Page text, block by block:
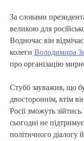
За словами
великою для
Водночас він
колеги Володимира
про організацію
Стубб зауважив, що
двостороннім, втім
Росії зможуть
сьогодні не
політичного діалогу й